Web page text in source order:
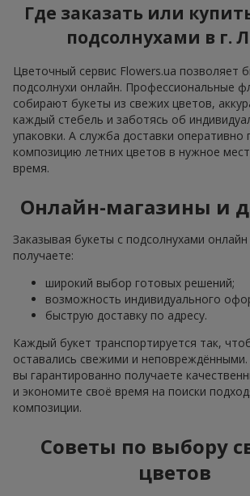
Где заказать или
подсолнухами в г.
Цветочный сервис Flowers.ua позволяет
подсолнухи онлайн. Профессиональные
собирают букеты из свежих цветов,
каждый стебель и заботясь об
упаковки. А служба доставки оперативно
композицию летних цветов в нужное
время.
Онлайн-магазины и
Заказывая букеты с подсолнухами
получаете:
широкий выбор готовых решений;
возможность индивидуального
быструю доставку по адресу.
Каждый букет транспортируется так,
оставались свежими и неповреждёнными.
вы гарантированно получаете
и экономите своё время на поиски
композиции.
Советы по выбору
цветов